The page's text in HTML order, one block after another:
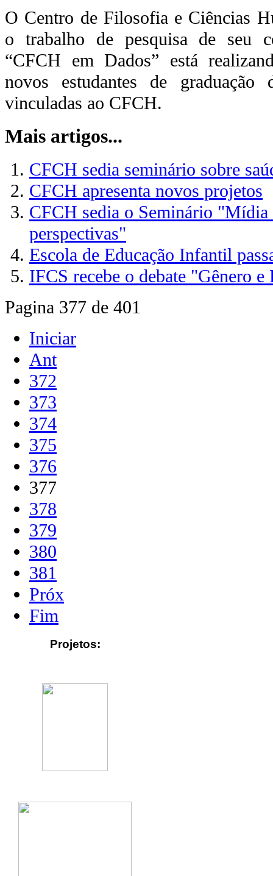
O Centro de Filosofia e Ciências
o trabalho de pesquisa de seu
“CFCH em Dados” está
novos estudantes de graduação
vinculadas ao CFCH.
Mais artigos...
CFCH sedia seminário sobre
CFCH apresenta novos projetos
CFCH sedia o Seminário "Mídia
perspectivas"
Escola de Educação Infantil
IFCS recebe o debate "Gênero
Pagina 377 de 401
Iniciar
Ant
372
373
374
375
376
377
378
379
380
381
Próx
Fim
Projetos: